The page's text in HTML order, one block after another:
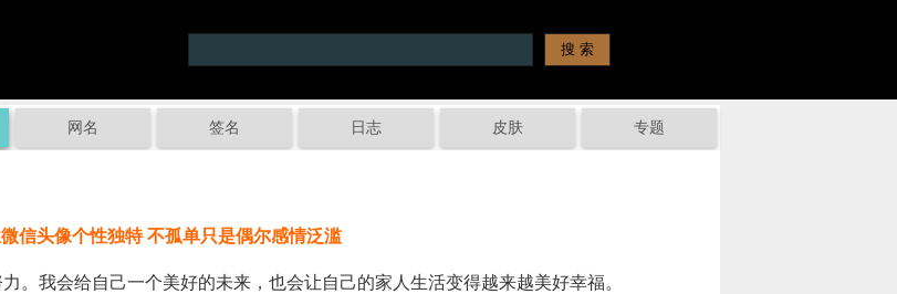
网名 签名 日志 皮肤 专题
信头像个性独特 不孤单只是偶尔感情泛滥
。我会给自己一个美好的未来，也会让自己的家人生活变得越来越美好幸福。